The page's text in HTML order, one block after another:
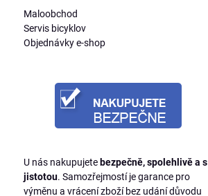
Maloobchod
Servis bicyklov
Objednávky e-shop
U nás nakupujete bezpečně, spolehlivě a s
jistotou. Samozřejmostí je garance pro
výměnu a vrácení zboží bez udání důvodu